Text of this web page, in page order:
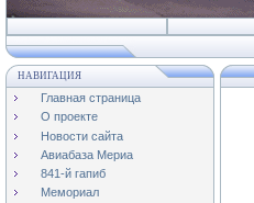
НАВИГАЦИЯ
Главная страница
О проекте
Новости сайта
Авиабаза Мериа
841-й гапиб
Мемориал